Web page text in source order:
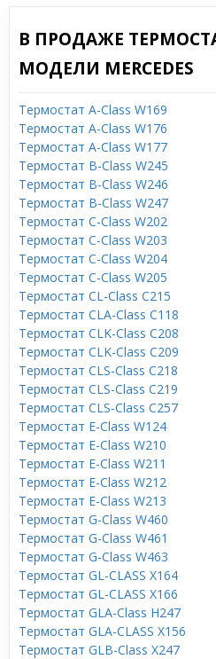
В ПРОДАЖЕ
МОДЕЛИ MERCEDES
Термостат A-Class W169
Термостат A-Class W176
Термостат A-Class W177
Термостат B-Class W245
Термостат B-Class W246
Термостат B-Class W247
Термостат C-Class W202
Термостат C-Class W203
Термостат C-Class W204
Термостат C-Class W205
Термостат CL-Class C215
Термостат CLA-Class C118
Термостат CLK-Class C208
Термостат CLK-Class C209
Термостат CLS-Class C218
Термостат CLS-Class C219
Термостат CLS-Class C257
Термостат E-Class W124
Термостат E-Class W210
Термостат E-Class W211
Термостат E-Class W212
Термостат E-Class W213
Термостат G-Class W460
Термостат G-Class W461
Термостат G-Class W463
Термостат GL-CLASS X164
Термостат GL-CLASS X166
Термостат GLA-Class H247
Термостат GLA-CLASS X156
Термостат GLB-Class X247